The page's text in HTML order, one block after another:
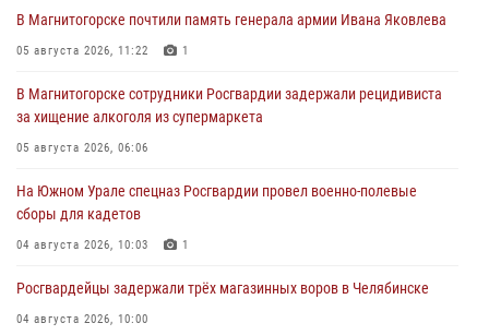
В Магнитогорске почтили память генерала армии Ивана Яковлева
05 августа 2026, 11:22 1
В Магнитогорске сотрудники Росгвардии задержали рецидивиста
за хищение алкоголя из супермаркета
05 августа 2026, 06:06
На Южном Урале спецназ Росгвардии провел военно-полевые
сборы для кадетов
04 августа 2026, 10:03 1
Росгвардейцы задержали трёх магазинных воров в Челябинске
04 августа 2026, 10:00